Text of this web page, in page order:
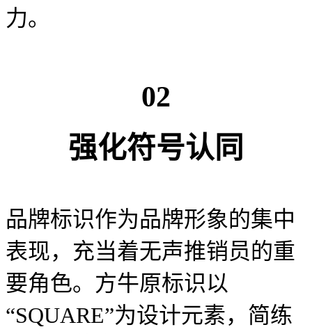
力。
02
强化符号认同
品牌标识作为品牌形象的集中
表现，充当着无声推销员的重
要角色。方牛原标识以
“SQUARE”为设计元素，简练